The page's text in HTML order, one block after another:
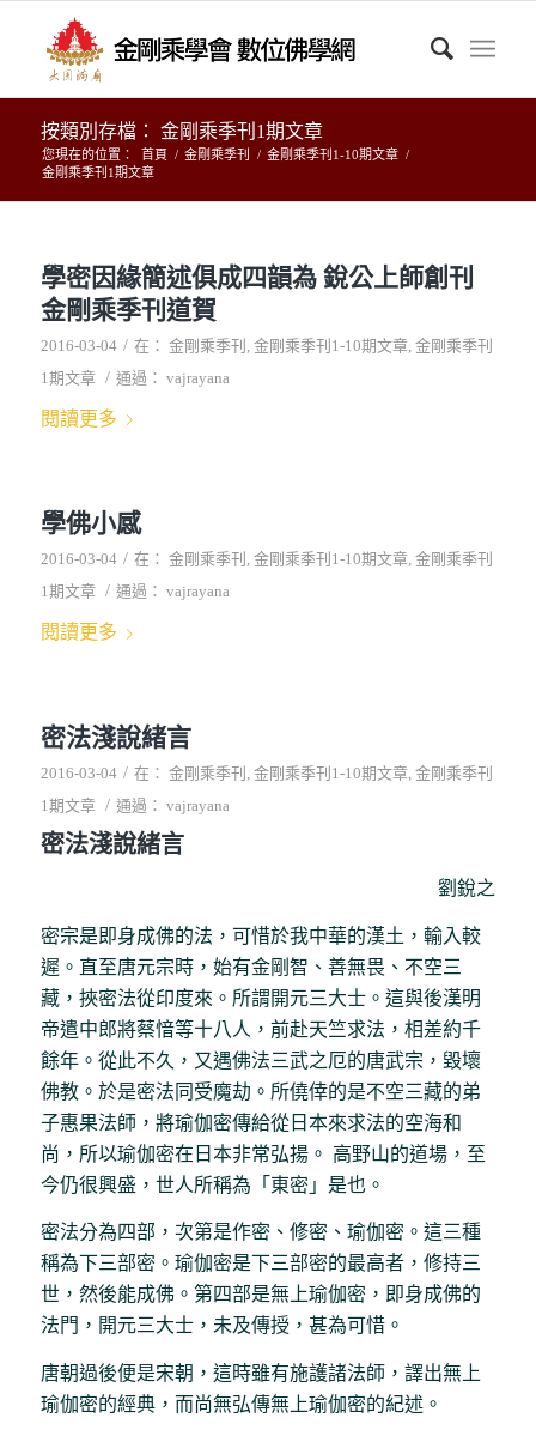
按類別存檔： 金剛乘季刊1期文章
您現在的位置： 首頁 / 金剛乘季刊 / 金剛乘季刊1-10期文章 /
金剛乘季刊1期文章
學密因緣簡述俱成四韻為 銳公上師創刊
金剛乘季刊道賀
2016-03-04 / 在： 金剛乘季刊 , 金剛乘季刊1-10期文章, 金剛乘季刊
1期文章 / 通過： vajrayana
閱讀更多
學佛小感
2016-03-04 / 在： 金剛乘季刊 , 金剛乘季刊1-10期文章, 金剛乘季刊
1期文章 / 通過： vajrayana
閱讀更多
密法淺說緒言
2016-03-04 / 在： 金剛乘季刊 金剛乘季刊1-10期文章, 金剛乘季刊
1期文章 / 通過： vajrayana
密法淺說緒言
劉銳之
密宗是即身成佛的法，可惜於我中華的漢土，輸入較
遲。直至唐元宗時，始有金剛智、善無畏、不空三
藏，挾密法從印度來。所謂開元三大士。這與後漢明
帝遣中郎將蔡愔等十八人，前赴天竺求法，相差約千
餘年。從此不久，又遇佛法三武之厄的唐武宗，毀壞
佛教。於是密法同受魔劫。所僥倖的是不空三藏的弟
子惠果法師，將瑜伽密傳給從日本來求法的空海和
尚，所以瑜伽密在日本非常弘揚。 高野山的道場，至
今仍很興盛，世人所稱為「東密」是也。
密法分為四部，次第是作密、修密、瑜伽密。這三種
稱為下三部密。瑜伽密是下三部密的最高者，修持三
世，然後能成佛。第四部是無上瑜伽密，即身成佛的
法門，開元三大士，未及傳授，甚為可惜。
唐朝過後便是宋朝，這時雖有施護諸法師，譯出無上
瑜伽密的經典，而尚無弘傳無上瑜伽密的紀述。